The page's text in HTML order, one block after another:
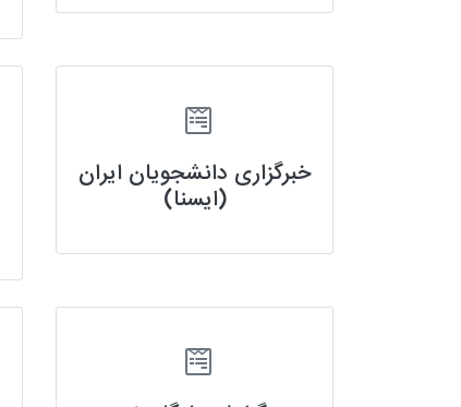
خبرگزاری دانشجویان ایران
(ایسنا)